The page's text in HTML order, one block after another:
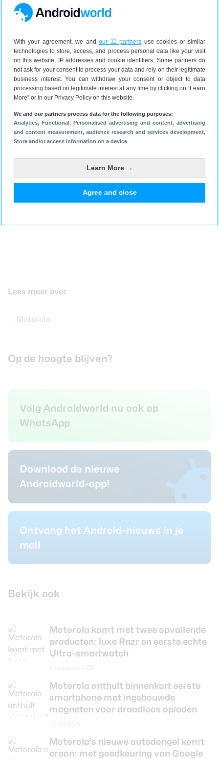
With your agreement, we andour 11 partners use cookies or similar
technologies to store, access, and process personal data like your visit
on this website, IP addresses and cookie identifiers. Some partners do
not ask for your consent to process your data and rely on their legitimate
business interest. You can withdraw your consent or object to data
processing based on legitimate interest at any time by clicking on “Learn
More” or in our Privacy Policy on this website.
We and our partners process data for the following purposes:
Analytics, Functional, Personalised advertising and content, advertising
and content measurement, audience research and services development,
Store and/or access information on a device
Learn More →
Agree and close
Lees meer over
Motorola
Op de hoogte blijven?
Volg Androidworld nu ook op
WhatsApp
Download de nieuwe
Androidworld-app!
Ontvang het Android-nieuws in je
mail
Bekijk ook
Motorola komt met twee opvallende
producten: luxe Razr en eerste echte
Ultra-smartwatch
Motorola onthult binnenkort eerste
smartphone met ingebouwde
magneten voor draadloos opladen
Motorola’s nieuwe autodongel komt
eraan: met goedkeuring van Google